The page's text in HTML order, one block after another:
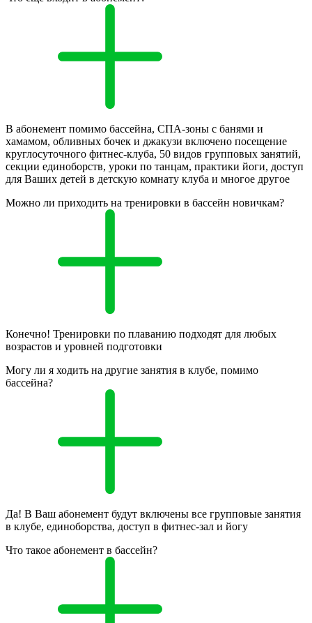
В абонемент помимо бассейна, СПА-зоны с банями и
хамамом, обливных бочек и джакузи включено посещение
круглосуточного фитнес-клуба, 50 видов групповых занятий,
секции единоборств, уроки по танцам, практики йоги, доступ
для Ваших детей в детскую комнату клуба и многое другое
Можно ли приходить на тренировки в бассейн новичкам?
Конечно! Тренировки по плаванию подходят для любых
возрастов и уровней подготовки
Могу ли я ходить на другие занятия в клубе, помимо
бассейна?
Да! В Ваш абонемент будут включены все групповые занятия
в клубе, единоборства, доступ в фитнес-зал и йогу
Что такое абонемент в бассейн?